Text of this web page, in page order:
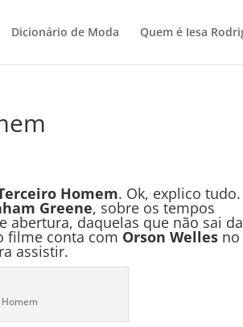
Dicionário de Moda Quem é Iesa
Homem. Ok, explico tudo.
Greene, sobre os tempos
abertura, daquelas que não sai da
filme conta com Orson Welles no
assistir.